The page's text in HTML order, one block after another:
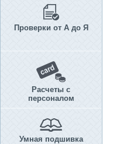
Проверки от А до Я
Расчеты с
персоналом
Умная подшивка